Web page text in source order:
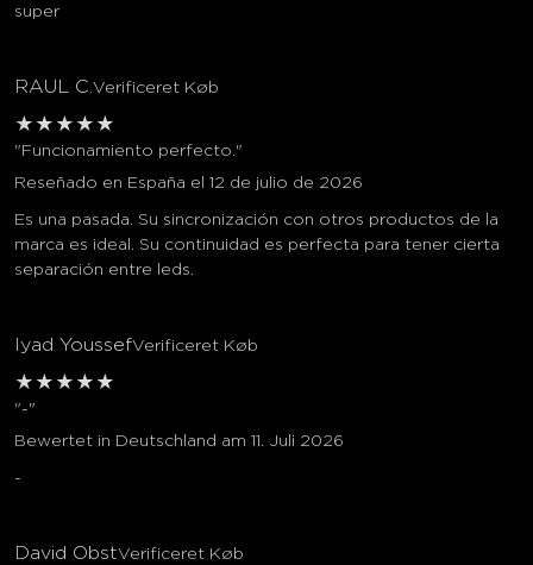
super
RAUL C.Verificeret Køb
★ ★ ★ ★ ★
"Funcionamiento perfecto."
Reseñado en España el 12 de julio de 2026
Es una pasada. Su sincronización con otros productos de la
marca es ideal. Su continuidad es perfecta para tener cierta
separación entre leds.
Iyad YoussefVerificeret Køb
★ ★ ★ ★ ★
"-"
Bewertet in Deutschland am 11. Juli 2026
-
David ObstVerificeret Køb